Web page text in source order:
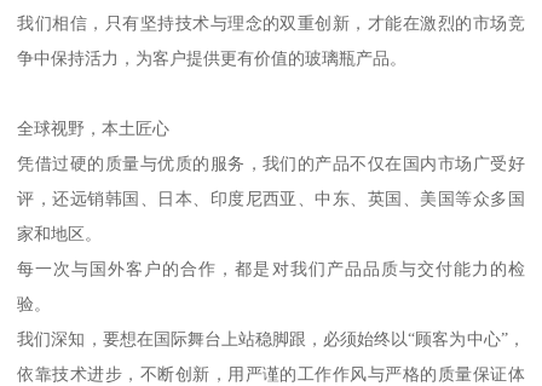
我们相信，只有坚持技术与理念的双重创新，才能在激烈的市场竞
争中保持活力，为客户提供更有价值的玻璃瓶产品。
全球视野，本土匠心
凭借过硬的质量与优质的服务，我们的产品不仅在国内市场广受好
评，还远销韩国、日本、印度尼西亚、中东、英国、美国等众多国
家和地区。
每一次与国外客户的合作，都是对我们产品品质与交付能力的检
验。
我们深知，要想在国际舞台上站稳脚跟，必须始终以“顾客为中心”，
依靠技术进步，不断创新，用严谨的工作作风与严格的质量保证体